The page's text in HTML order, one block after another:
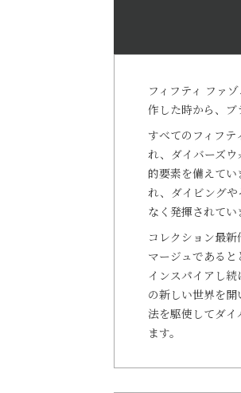
フィフティ ファ
作した時から、ブ
すべてのフィフ
れ、ダイバーズ
的要素を備えて
れ、ダイビング
なく発揮されてい
コレクション最
マージュである
インスパイアし
の新しい世界を
法を駆使してダ
ます。